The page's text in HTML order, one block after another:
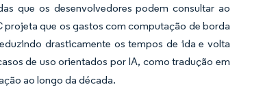
que os desenvolvedores podem consultar ao
que os gastos com computação de borda
drasticamente os tempos de ida e volta
de uso orientados por IA, como tradução em
ao longo da década.